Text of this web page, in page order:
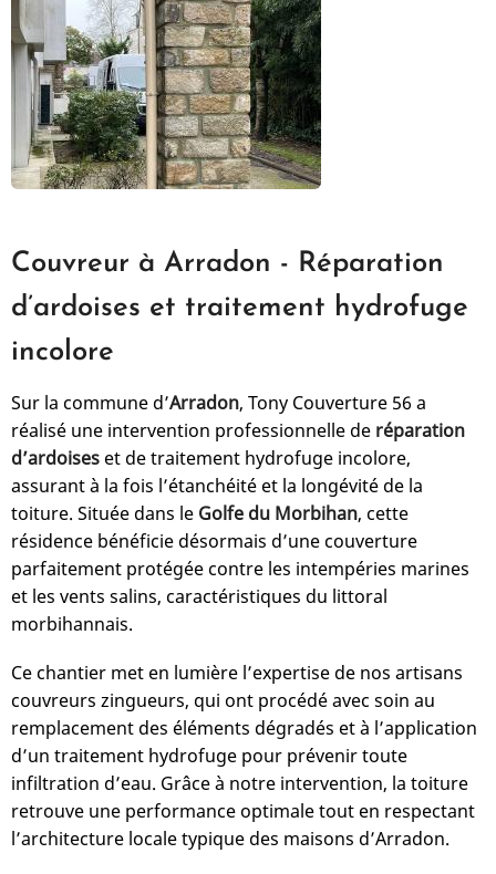
Couvreur à Arradon - Réparation
d’ardoises et traitement hydrofuge
incolore
Sur la commune d’Arradon, Tony Couverture 56 a
réalisé une intervention professionnelle de réparation
d’ardoises et de traitement hydrofuge incolore,
assurant à la fois l’étanchéité et la longévité de la
toiture. Située dans le Golfe du Morbihan, cette
résidence bénéficie désormais d’une couverture
parfaitement protégée contre les intempéries marines
et les vents salins, caractéristiques du littoral
morbihannais.
Ce chantier met en lumière l’expertise de nos artisans
couvreurs zingueurs, qui ont procédé avec soin au
remplacement des éléments dégradés et à l’application
d’un traitement hydrofuge pour prévenir toute
infiltration d’eau. Grâce à notre intervention, la toiture
retrouve une performance optimale tout en respectant
l’architecture locale typique des maisons d’Arradon.